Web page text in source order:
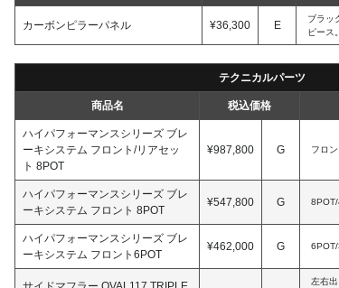
カーボンピラーパネル ¥36,300 E
ブラッ
ピース
テクニカルパーツ
商品名 税込価格
ハイパフォーマンスシリーズ ブレ
ーキシステム フロント/リアセッ
ト 8POT
¥987,800 G フロ
ハイパフォーマンスシリーズ ブレ
ーキシステム フロント 8POT
¥547,800 G 8POT/
ハイパフォーマンスシリーズ ブレ
ーキシステム フロント6POT
¥462,000 G
左右